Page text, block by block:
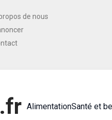
de nous
AlimentationSanté et